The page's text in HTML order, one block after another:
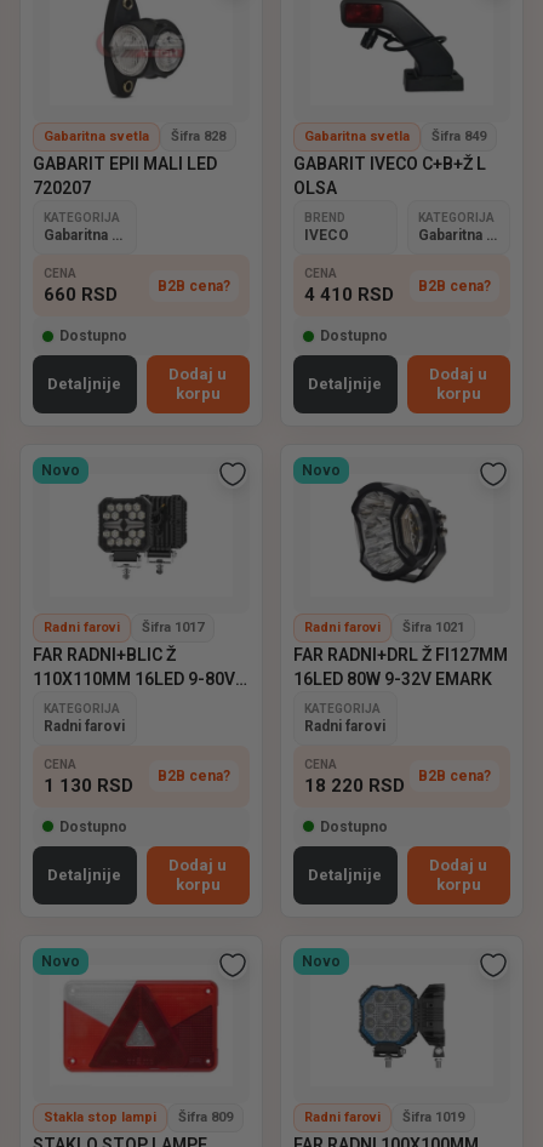
Gabaritna svetla Šifra 828
GABARIT EPII MALI LED
720207
KATEGORIJA
Gabaritna svetla
CENA
660 RSD B2B cena?
Dostupno
Detaljnije
Dodaj u
korpu
Gabaritna svetla Šifra 849
GABARIT IVECO C+B+Ž L
OLSA
BREND
IVECO
KATEGORIJA
Gabaritna svetla
CENA
4 410 RSD B2B cena?
Dostupno
Detaljnije
Dodaj u
korpu
Novo
Radni farovi Šifra 1017
FAR RADNI+BLIC Ž
110X110MM 16LED 9-80V
EMARK
KATEGORIJA
Radni farovi
CENA
1 130 RSD B2B cena?
Dostupno
Detaljnije
Dodaj u
korpu
Novo
Radni farovi Šifra 1021
FAR RADNI+DRL Ž FI127MM
16LED 80W 9-32V EMARK
KATEGORIJA
Radni farovi
CENA
18 220 RSD B2B cena?
Dostupno
Detaljnije
Dodaj u
korpu
Novo
Stakla stop lampi Šifra 809
Novo
Radni farovi Šifra 1019